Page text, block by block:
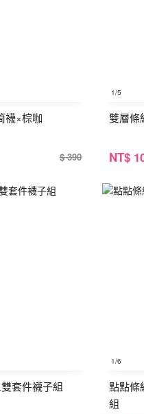
襪×棕咖
$ 390
1/5
雙層條
NT$
套件襪子組
1/6
點點條
組